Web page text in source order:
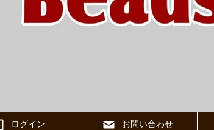
ログイン お問い合わせ